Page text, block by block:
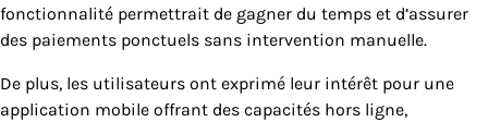
fonctionnalité permettrait de gagner du temps et d’assurer
des paiements ponctuels sans intervention manuelle.
De plus, les utilisateurs ont exprimé leur intérêt pour une
application mobile offrant des capacités hors ligne,